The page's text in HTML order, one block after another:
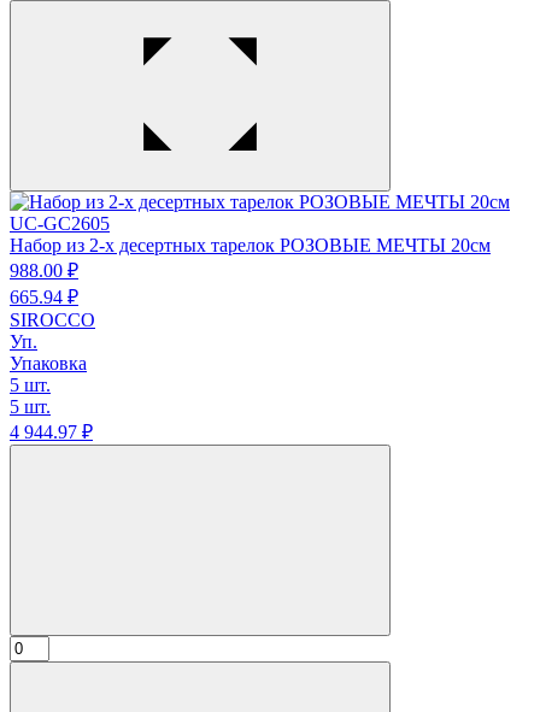
UC-GC2605
Набор из 2-х десертных тарелок РОЗОВЫЕ МЕЧТЫ 20см
988.00 ₽
665.94 ₽
SIROCCO
Уп.
Упаковка
5 шт.
5 шт.
4 944.97 ₽